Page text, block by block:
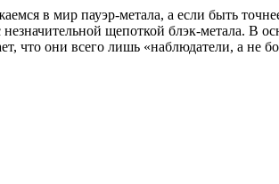
в мир пауэр-метала, а если быть точнее
щепоткой блэк-метала. В
что они всего лишь «наблюдатели, а не